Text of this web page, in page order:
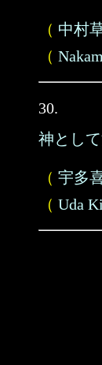
（ 中村
（
30.
神とし
（ 宇多
（ Uda